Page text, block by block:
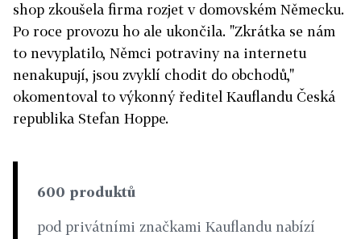
shop zkoušela firma rozjet v domovském Německu.
Po roce provozu ho ale ukončila. "Zkrátka se nám
to nevyplatilo, Němci potraviny na internetu
nenakupují, jsou zvyklí chodit do obchodů,"
okomentoval to výkonný ředitel Kauflandu Česká
republika Stefan Hoppe.
600 produktů
pod privátními značkami Kauflandu nabízí